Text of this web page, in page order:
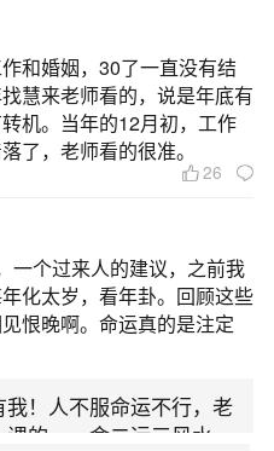
起大麻烦，下面就这个
每年农历冬至日有吃饺
至到，家家户户吃水饺”
至舍药之事。东汉时，张
，大堂行医。返乡时正
亲饥寒交迫，不少人耳
关搭起医棚，支起大
祛
和婚姻，30了一直没有结
慧来老师看的，说是年底有
机。当年的12月初，工作
了，老师看的很准。
26
一个过来人的建议，之前我
化太岁，看年卦。回顾这些
恨晚啊。命运真的是注定
我！人不服命运不行，老
的。一命二运三风水，